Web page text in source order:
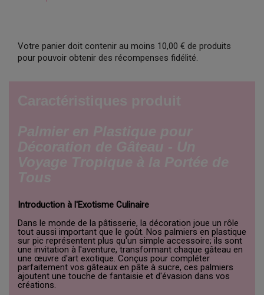
Votre panier doit contenir au moins 10,00 € de produits
pour pouvoir obtenir des récompenses fidélité.
Introduction à l'Exotisme Culinaire
Dans le monde de la pâtisserie, la décoration joue un rôle
tout aussi important que le goût. Nos palmiers en plastique
sur pic représentent plus qu'un simple accessoire; ils sont
une invitation à l'aventure, transformant chaque gâteau en
une œuvre d'art exotique. Conçus pour compléter
parfaitement vos gâteaux en pâte à sucre, ces palmiers
ajoutent une touche de fantaisie et d'évasion dans vos
créations.